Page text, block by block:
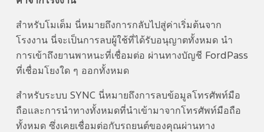
สำหรับโมเด็ม นี่หมายถึงการกลับไปสู่ค่าเริ่มต้นจาก
โรงงาน นี่จะเป็นการลบผู้ใช้ที่ได้รับอนุญาตทั้งหมด นำ
การเข้าถึงยานพาหนะที่เชื่อมต่อ ผ่านทางบัญชี FordPass
ที่เชื่อมโยงใด ๆ ออกทั้งหมด
สำหรับระบบ SYNC นี่หมายถึงการลบข้อมูลโทรศัพท์มือ
ถือและการนำทางทั้งหมดที่นำเข้ามาจากโทรศัพท์มือถือ
ทั้งหมด ซึ่งเคยเชื่อมต่อกับรถยนต์ของคุณผ่านทาง